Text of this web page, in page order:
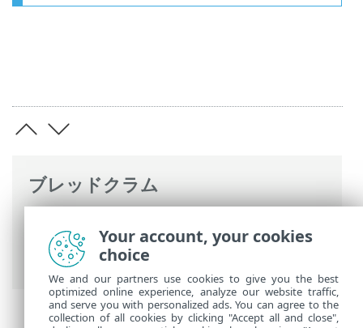
ブレッドクラム
Business Security>インストール> ライ
ブインストーラー
Your account, your cookies
choice
We and our partners use cookies to give you the best
optimized online experience, analyze our website traffic,
and serve you with personalized ads. You can agree to the
collection of all cookies by clicking "Accept all and close",